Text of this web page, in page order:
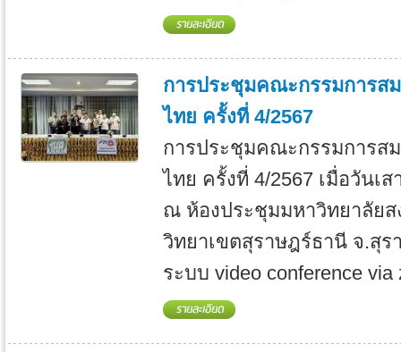
การประชุมคณะกรรมการส
ไทย ครั้งที่ 4/2567
การประชุมคณะกรรมการส
ไทย ครั้งที่ 4/2567 เมื่อวันเ
ณ ห้องประชุมมหาวิทยาลัย
วิทยาเขตสุราษฎร์ธานี จ.สุ
ระบบ video conference via